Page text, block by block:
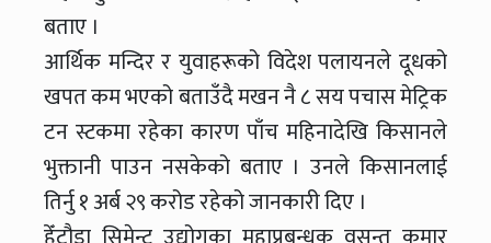
बताए ।
आर्थिक मन्दिर र युवाहरूको विदेश पलायनले दूधको
खपत कम भएको बताउँदै मखन नै ८ सय पचास मेट्रिक
टन स्टकमा रहेका कारण पाँच महिनादेखि किसानले
भुक्तानी पाउन नसकेको बताए । उनले किसानलाई
तिर्नु १ अर्ब २९ करोड रहेको जानकारी दिए ।